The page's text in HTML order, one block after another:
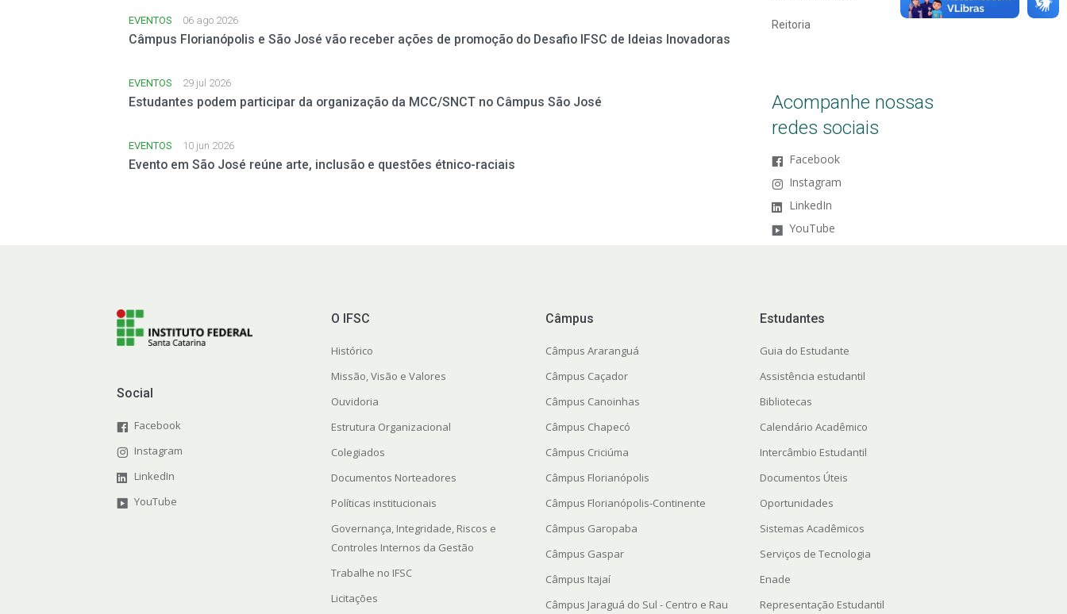
EVENTOS 06 ago 2026
Câmpus Florianópolis e São José vão receber ações de promoção do Desafio IFSC de Ideias Inovadoras
EVENTOS 29 jul 2026
Estudantes podem participar da organização da MCC/SNCT no Câmpus São José
EVENTOS 10 jun 2026
Evento em São José reúne arte, inclusão e questões étnico-raciais
Reitoria
Acompanhe nossas
redes sociais
Facebook
Instagram
LinkedIn
YouTube
Social
Facebook
Instagram
LinkedIn
YouTube
O IFSC
Histórico
Missão, Visão e Valores
Ouvidoria
Estrutura Organizacional
Colegiados
Documentos Norteadores
Políticas institucionais
Governança, Integridade, Riscos e
Controles Internos da Gestão
Trabalhe no IFSC
Licitações
Câmpus
Câmpus Araranguá
Câmpus Caçador
Câmpus Canoinhas
Câmpus Chapecó
Câmpus Criciúma
Câmpus Florianópolis
Câmpus Florianópolis-Continente
Câmpus Garopaba
Câmpus Gaspar
Câmpus Itajaí
Câmpus Jaraguá do Sul - Centro e Rau
Estudantes
Guia do Estudante
Assistência estudantil
Bibliotecas
Calendário Acadêmico
Intercâmbio Estudantil
Documentos Úteis
Oportunidades
Sistemas Acadêmicos
Serviços de Tecnologia
Enade
Representação Estudantil